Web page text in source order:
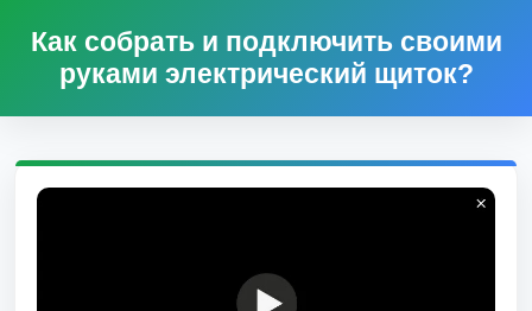
Как собрать и подключить своими
руками электрический щиток?